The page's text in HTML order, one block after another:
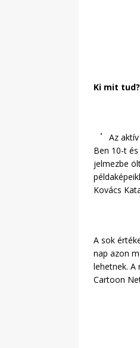
Ki mit tud?
Az
Ben 10-t
jelmezbe
Kovács
A sok
nap azon
lehetnek. A
Cartoon